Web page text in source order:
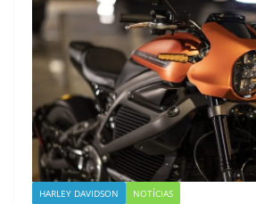
HARLEY DAVIDSON NOTÍCIAS